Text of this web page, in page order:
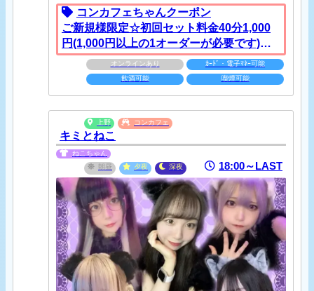
コンカフェちゃんクーポン
ご新規様限定☆初回セット料金40分1,000
円(1,000円以上の1オーダーが必要です)※
サ・税別
オンラインあり
ｶｰﾄﾞ・電子ﾏﾈｰ可能
飲酒可能
喫煙可能
上野 コンカフェ
キミとねこ
ねこちゃん
朝昼
夕夜 深夜 18:00～LAST